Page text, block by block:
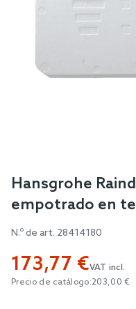
Skip
beginning
the
images
Hansgrohe
empotrado en
N.º de art. 28414180
173,77 €VAT incl.
Precio de catálogo:203,00 €